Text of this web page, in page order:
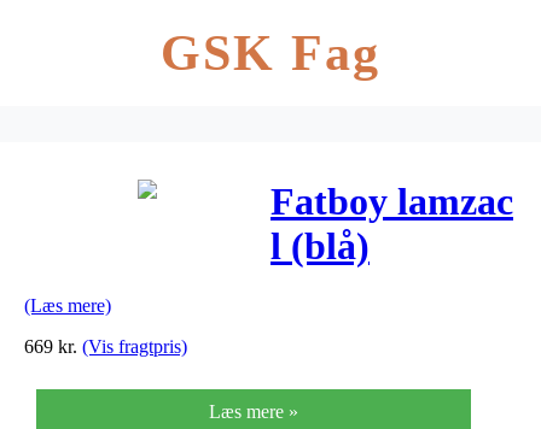
GSK Fag
Fatboy lamzac
l (blå)
(Læs mere)
669 kr. (Vis fragtpris)
Læs mere »